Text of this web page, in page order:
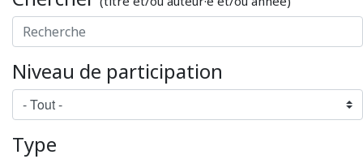
Niveau de participation
Type